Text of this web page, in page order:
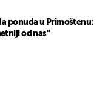
ponuda u Primoštenu:
od nas"